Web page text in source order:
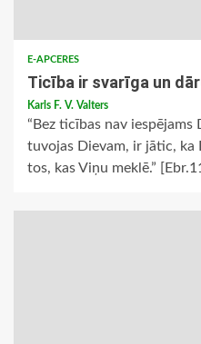
E-APCERES
Ticība ir svarīga un
Karls F. V. Valters
“Bez ticības nav iespējams
tuvojas Dievam, ir jātic, ka
tos, kas Viņu meklē.”